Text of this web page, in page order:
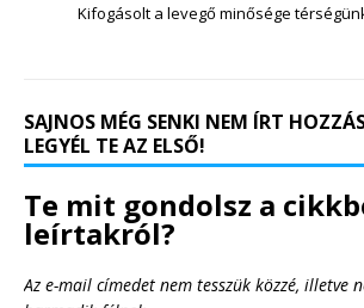
Kifogásolt a levegő minősége
SAJNOS MÉG SENKI NEM ÍRT
LEGYÉL TE AZ ELSŐ!
Te mit gondolsz a
leírtakról?
Az e-mail címedet nem tesszük közzé, illetve